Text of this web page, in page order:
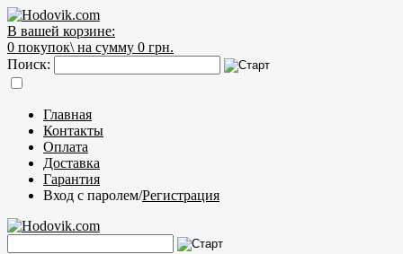
В вашей корзине:
0 покупок\ на сумму 0 грн.
Поиск:
Главная
Контакты
Оплата
Доставка
Гарантия
Вход с паролем/Регистрация